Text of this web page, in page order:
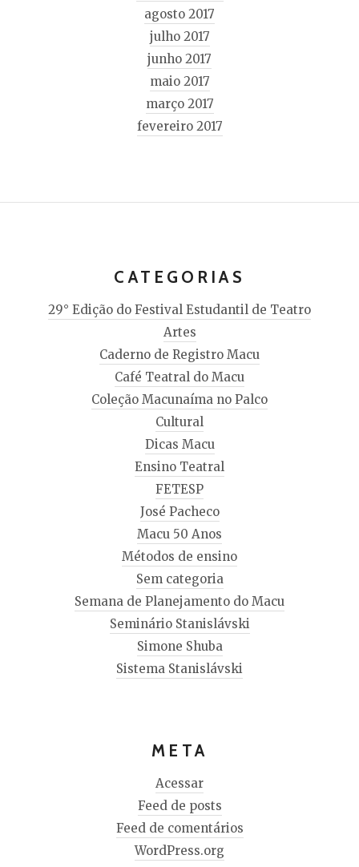
agosto 2017
julho 2017
junho 2017
maio 2017
março 2017
fevereiro 2017
CATEGORIAS
29° Edição do Festival Estudantil de Teatro
Artes
Caderno de Registro Macu
Café Teatral do Macu
Coleção Macunaíma no Palco
Cultural
Dicas Macu
Ensino Teatral
FETESP
José Pacheco
Macu 50 Anos
Métodos de ensino
Sem categoria
Semana de Planejamento do Macu
Seminário Stanislávski
Simone Shuba
Sistema Stanislávski
META
Acessar
Feed de posts
Feed de comentários
WordPress.org